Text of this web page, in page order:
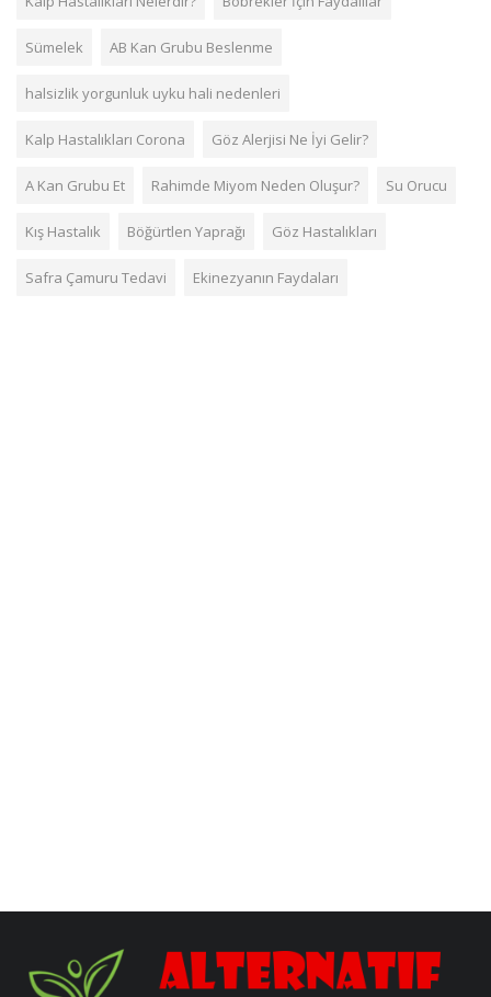
Sümelek AB Kan Grubu Beslenme
halsizlik yorgunluk uyku hali nedenleri
Kalp Hastalıkları Corona Göz Alerjisi Ne İyi Gelir?
A Kan Grubu Et Rahimde Miyom Neden Oluşur? Su Orucu
Kış Hastalık Böğürtlen Yaprağı Göz Hastalıkları
Safra Çamuru Tedavi Ekinezyanın Faydaları